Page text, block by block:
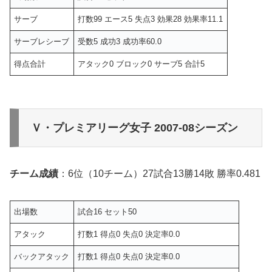
サーブ 打数99 エース5 失点3 効果28 効果率11.1
サーブレシーブ 受数5 成功3 成功率60.0
得点合計 アタック0 ブロック0 サーブ5 合計5
Ｖ・プレミアリーグ女子 2007-08シーズン
チーム成績 ：6位（10チーム）27試合13勝14敗 勝率0.481
出場数 試合16 セット50
アタック 打数1 得点0 失点0 決定率0.0
バックアタック 打数1 得点0 失点0 決定率0.0